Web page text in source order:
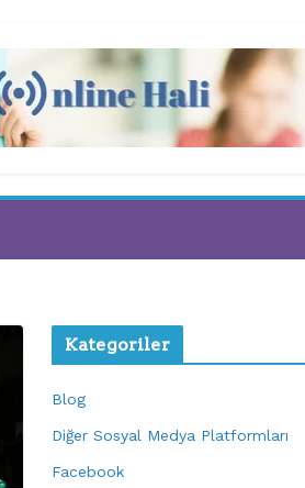
Kategoriler
Blog
Diğer Sosyal Medya Platformları
Facebook